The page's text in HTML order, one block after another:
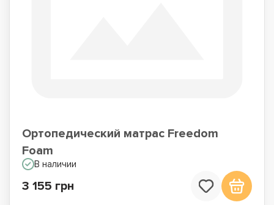
Ортопедический матрас Freedom
Foam
В наличии
3 155 грн